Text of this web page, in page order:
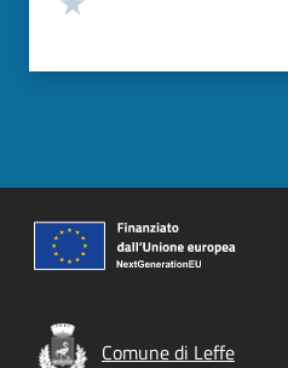
Comune di Leffe